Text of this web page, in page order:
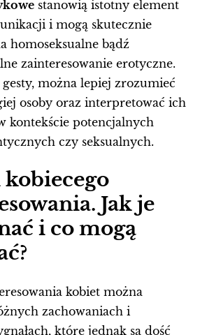
stanowią istotny element
i mogą skutecznie
homoseksualne bądź
zainteresowanie erotyczne.
można lepiej zrozumieć
osoby oraz interpretować ich
kontekście potencjalnych
czy seksualnych.
Jak je
i co mogą
kobiet można
zachowaniach i
które jednak są dość